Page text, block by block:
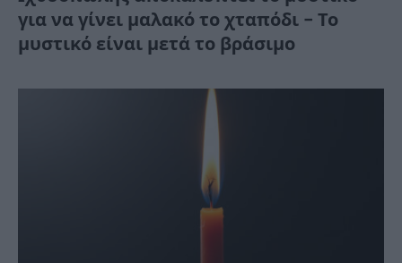
για να γίνει μαλακό το χταπόδι – Το
μυστικό είναι μετά το βράσιμο